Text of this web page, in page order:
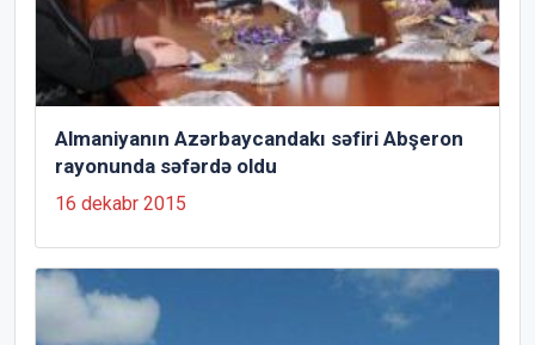
Almaniyanın Azərbaycandakı səfiri Abşeron
rayonunda səfərdə oldu
16 dekabr 2015